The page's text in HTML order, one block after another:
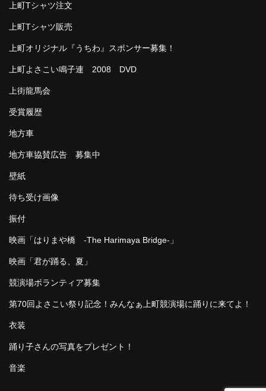
上町Tシャツ注文
上町Tシャツ販売
上町オリジナル『うちわ』スポンサー募集！
上町よさこい鳴子連 2008 DVD
上街龍馬会
受賞履歴
地方車
地方車協賛広告 募集中
壁紙
待ち受け画像
振付
映画「はりまや橋 -The Harimaya Bridge-」
映画「君が踊る、夏」
競演場ボランティア募集
第70回よさこい祭り記念！みんなぁ上町競演場に踊りに来てよ！
衣装
踊り子さんの写真をプレゼント！
音楽